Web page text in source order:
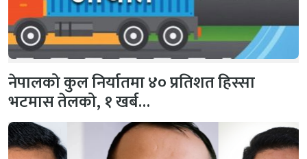
नेपालको कुल निर्यातमा ४० प्रतिशत हिस्सा
भटमास तेलको, १ खर्ब…